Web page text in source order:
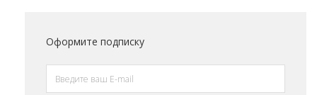
Оформите подписку